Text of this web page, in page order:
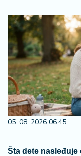
05. 08. 2026 06:45
Šta dete nasleđuje